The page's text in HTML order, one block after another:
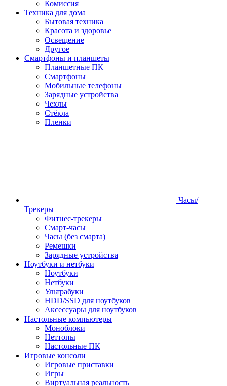
Комиссия
Техника для дома
Бытовая техника
Красота и здоровье
Освещение
Другое
Смартфоны и планшеты
Планшетные ПК
Смартфоны
Мобильные телефоны
Зарядные устройства
Чехлы
Стёкла
Пленки
Часы/
Трекеры
Фитнес-трекеры
Смарт-часы
Часы (без смарта)
Ремешки
Зарядные устройства
Ноутбуки и нетбуки
Ноутбуки
Нетбуки
Ультрабуки
HDD/SSD для ноутбуков
Аксессуары для ноутбуков
Настольные компьютеры
Моноблоки
Неттопы
Настольные ПК
Игровые консоли
Игровые приставки
Игры
Виртуальная реальность